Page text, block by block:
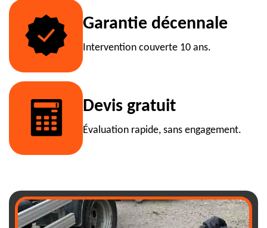
Garantie décennale
Intervention couverte 10 ans.
Devis gratuit
Évaluation rapide, sans engagement.